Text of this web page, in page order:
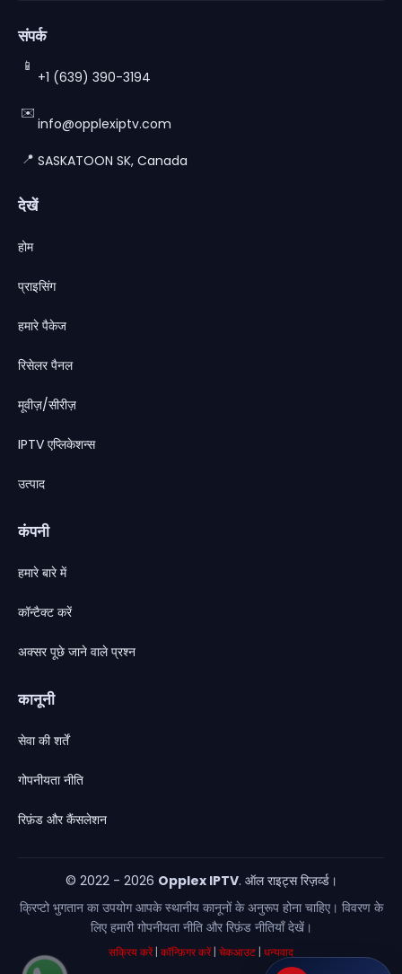
संपर्क
📱
+1 (639) 390-3194
✉️
info@opplexiptv.com
📍 SASKATOON SK, Canada
देखें
होम
प्राइसिंग
हमारे पैकेज
रिसेलर पैनल
मूवीज़/सीरीज़
IPTV एप्लिकेशन्स
उत्पाद
कंपनी
हमारे बारे में
कॉन्टैक्ट करें
अक्सर पूछे जाने वाले प्रश्न
कानूनी
सेवा की शर्तें
गोपनीयता नीति
रिफ़ंड और कैंसलेशन
© 2022 - 2026 Opplex IPTV. ऑल राइट्स रिज़र्व्ड।
क्रिप्टो भुगतान का उपयोग आपके स्थानीय कानूनों के अनुरूप होना चाहिए। विवरण के
लिए हमारी गोपनीयता नीति और रिफ़ंड नीतियाँ देखें।
सक्रिय करें| कॉन्फ़िगर करें| चेकआउट | धन्यवाद